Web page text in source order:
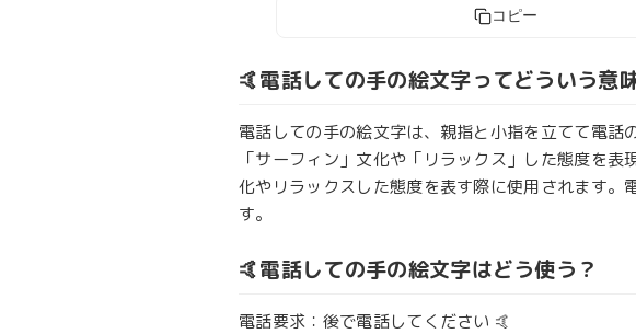
コピー
🤙電話しての手の絵文字ってどういう意
電話しての手の絵文字は、親指と小指を立てて電
「サーフィン」文化や「リラックス」した態度を
化やリラックスした態度を表す際に使用されます
す。
🤙電話しての手の絵文字はどう使う？
電話要求：後で電話してください 🤙